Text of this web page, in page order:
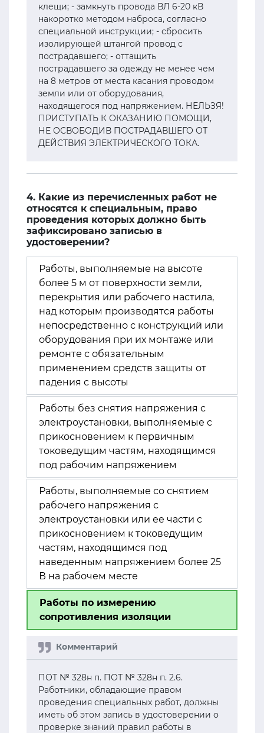
клещи; - замкнуть провода ВЛ 6-20 кВ
накоротко методом наброса, согласно
специальной инструкции; - сбросить
изолирующей штангой провод с
пострадавшего; - оттащить
пострадавшего за одежду не менее чем
на 8 метров от места касания проводом
земли или от оборудования,
находящегося под напряжением. НЕЛЬЗЯ!
ПРИСТУПАТЬ К ОКАЗАНИЮ ПОМОЩИ,
НЕ ОСВОБОДИВ ПОСТРАДАВШЕГО ОТ
ДЕЙСТВИЯ ЭЛЕКТРИЧЕСКОГО ТОКА.
4. Какие из перечисленных работ не
относятся к специальным, право
проведения которых должно быть
зафиксировано записью в
удостоверении?
Работы, выполняемые на высоте
более 5 м от поверхности земли,
перекрытия или рабочего настила,
над которым производятся работы
непосредственно с конструкций или
оборудования при их монтаже или
ремонте с обязательным
применением средств защиты от
падения с высоты
Работы без снятия напряжения с
электроустановки, выполняемые с
прикосновением к первичным
токоведущим частям, находящимся
под рабочим напряжением
Работы, выполняемые со снятием
рабочего напряжения с
электроустановки или ее части с
прикосновением к токоведущим
частям, находящимся под
наведенным напряжением более 25
В на рабочем месте
Работы по измерению
сопротивления изоляции
ПОТ № 328н п. ПОТ № 328н п. 2.6.
Работники, обладающие правом
проведения специальных работ, должны
иметь об этом запись в удостоверении о
проверке знаний правил работы в